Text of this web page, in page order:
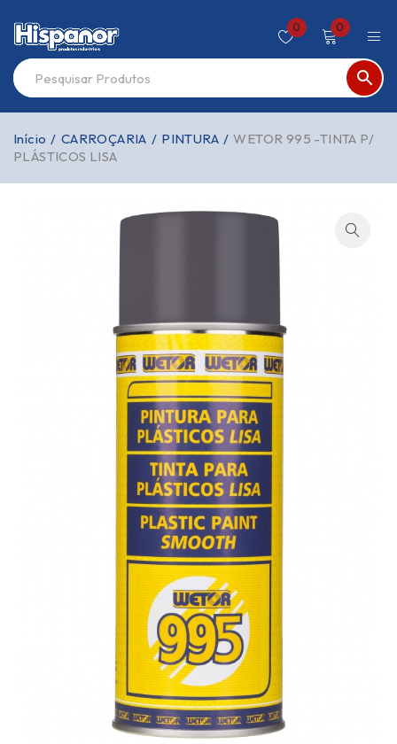
0 0
Início / CARROÇARIA / PINTURA / WETOR 995 -TINTA P/
PLÁSTICOS LISA